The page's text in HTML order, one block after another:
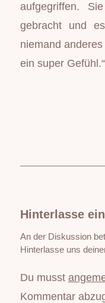
aufgegriffen.
gebracht und
niemand
ein super Gefühl.“
Hinterlasse
An der Diskussion
Hinterlasse uns
Du musst
Kommentar